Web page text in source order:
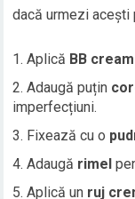
dacă urmezi acești
Aplică BB cream
Adaugă puțin
imperfecțiuni.
Fixează cu o
Adaugă rimel
Aplică un ruj